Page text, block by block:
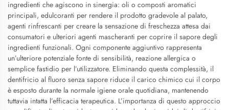
ingredienti che agiscono in sinergia: oli o composti aromatici
principali, edulcoranti per rendere il prodotto gradevole al palato,
agenti rinfrescanti per creare la sensazione di freschezza attesa dai
consumatori e ulteriori agenti mascheranti per coprire il sapore degli
ingredienti funzionali. Ogni componente aggiuntivo rappresenta
un’ulteriore potenziale fonte di sensibilità, reazione allergica o
semplice fastidio per l’utilizzatore. Eliminando questa complessità, il
dentifricio al fluoro senza sapore riduce il carico chimico cui il corpo
è esposto durante la normale igiene orale quotidiana, mantenendo
tuttavia intatta l’efficacia terapeutica. L’importanza di questo approccio